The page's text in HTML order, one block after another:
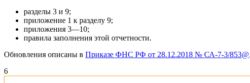
разделы 3 и 9;
приложение 1 к разделу 9;
приложения 3—10;
правила заполнения этой отчетности.
Обновления описаны в Приказе ФНС РФ от 28.12.2018 № СА-7-3/853@
6